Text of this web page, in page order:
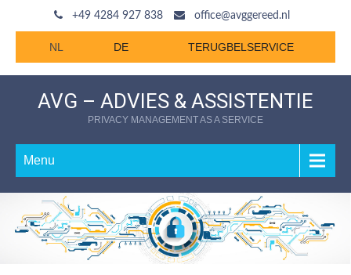
+49 4284 927 838 office@avggereed.nl
NL DE TERUGBELSERVICE
AVG – ADVIES & ASSISTENTIE
PRIVACY MANAGEMENT AS A SERVICE
Menu